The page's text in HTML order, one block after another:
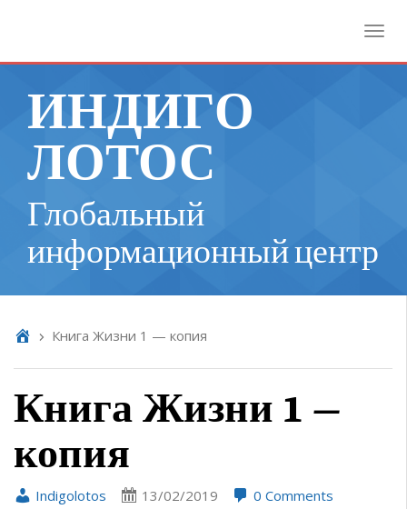
ИНДИГО
ЛОТОС
Глобальный
информационный центр
Книга Жизни 1 — копия
Книга Жизни 1 —
копия
Indigolotos 13/02/2019 0 Comments